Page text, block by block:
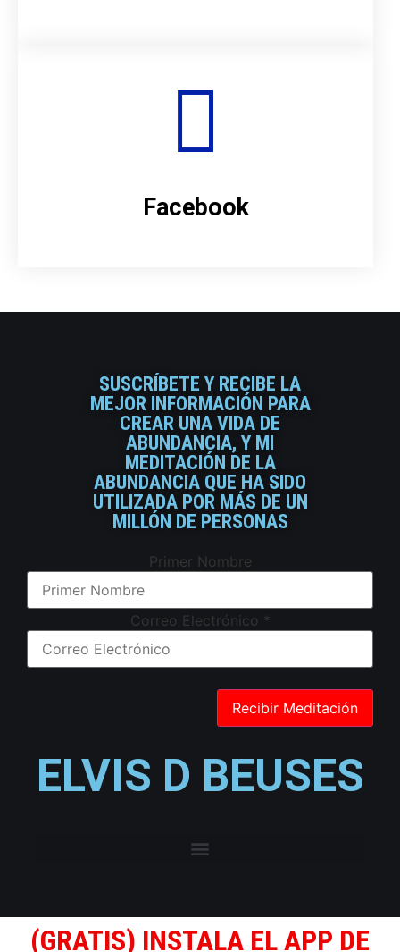
Facebook
SUSCRÍBETE Y RECIBE LA
MEJOR INFORMACIÓN PARA
CREAR UNA VIDA DE
ABUNDANCIA, Y MI
MEDITACIÓN DE LA
ABUNDANCIA QUE HA SIDO
UTILIZADA POR MÁS DE UN
MILLÓN DE PERSONAS
Primer Nombre
Correo Electrónico *
ELVIS D BEUSES
(GRATIS) INSTALA EL APP DE